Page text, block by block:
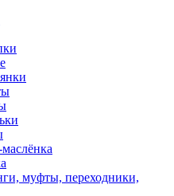
муфты, переходники,